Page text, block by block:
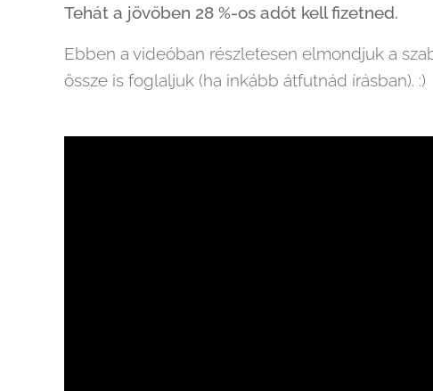
Tehát a jövőben 28 %-os adót kell fizetned.
Ebben a videóban részletesen elmondjuk a
össze is foglaljuk (ha inkább átfutnád írásban). :)